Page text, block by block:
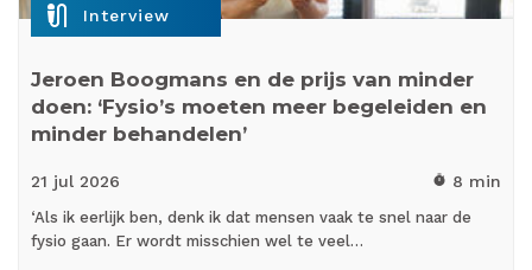
mic_external_on Interview
Jeroen Boogmans en de prijs van minder
doen: ‘Fysio’s moeten meer begeleiden en
minder behandelen’
21 jul 2026 timer 8 min
‘Als ik eerlijk ben, denk ik dat mensen vaak te snel naar de
fysio gaan. Er wordt misschien wel te veel…